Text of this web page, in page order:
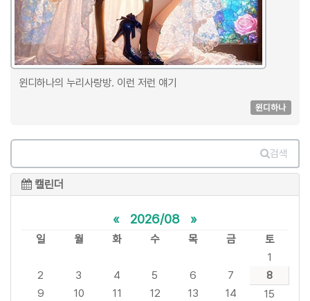
윈디하나의 누리사랑방. 이런 저런 얘기
윈디하나
검색
캘린더
« 2026/08 »
일 월 화 수 목 금
토
1
2
3 4 5 6 7
8
9
10 11 12 13 14
15